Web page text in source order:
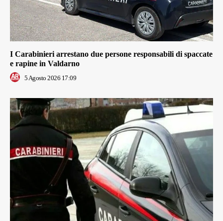
I Carabinieri arrestano due persone responsabili di spaccate
e rapine in Valdarno
5 Agosto 2026 17:09